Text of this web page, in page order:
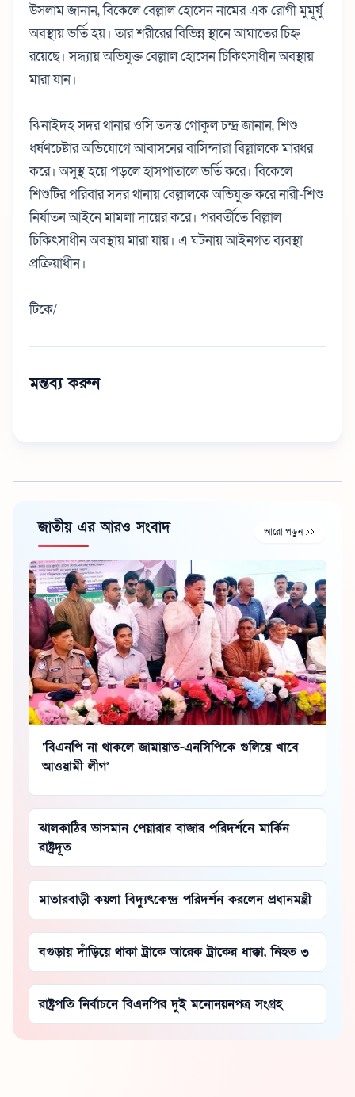
উসলাম জানান, বিকেলে বেল্লাল হোসেন নামের এক রোগী মুমূর্ষু
অবস্থায় ভর্তি হয়। তার শরীরের বিভিন্ন স্থানে আঘাতের চিহ্ন
রয়েছে। সন্ধ্যায় অভিযুক্ত বেল্লাল হোসেন চিকিৎসাধীন অবস্থায়
মারা যান।
ঝিনাইদহ সদর থানার ওসি তদন্ত গোকুল চন্দ্র জানান, শিশু
ধর্ষণচেষ্টার অভিযোগে আবাসনের বাসিন্দারা বিল্লালকে মারধর
করে। অসুস্থ হয়ে পড়লে হাসপাতালে ভর্তি করে। বিকেলে
শিশুটির পরিবার সদর থানায় বেল্লালকে অভিযুক্ত করে নারী-শিশু
নির্যাতন আইনে মামলা দায়ের করে। পরবর্তীতে বিল্লাল
চিকিৎসাধীন অবস্থায় মারা যায়। এ ঘটনায় আইনগত ব্যবস্থা
প্রক্রিয়াধীন।
টিকে/
মন্তব্য করুন
জাতীয় এর আরও সংবাদ আরো পড়ুন
‘বিএনপি না থাকলে জামায়াত-এনসিপিকে গুলিয়ে খাবে
আওয়ামী লীগ’
ঝালকাঠির ভাসমান পেয়ারার বাজার পরিদর্শনে মার্কিন
রাষ্ট্রদূত
মাতারবাড়ী কয়লা বিদ্যুৎকেন্দ্র পরিদর্শন করলেন প্রধানমন্ত্রী
বগুড়ায় দাঁড়িয়ে থাকা ট্রাকে আরেক ট্রাকের ধাক্কা, নিহত ৩
রাষ্ট্রপতি নির্বাচনে বিএনপির দুই মনোনয়নপত্র সংগ্রহ